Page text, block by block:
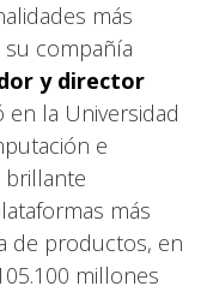
más
su compañía
y director
la Universidad
e
brillante
más
de productos, en
millones